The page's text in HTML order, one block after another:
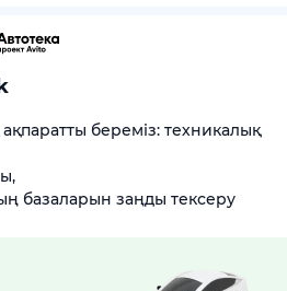
ақпаратты береміз: техникалық
базаларын заңды тексеру